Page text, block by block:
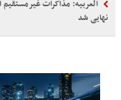
العربیه: مذاکرات غیرمستقیم
نهایی شد